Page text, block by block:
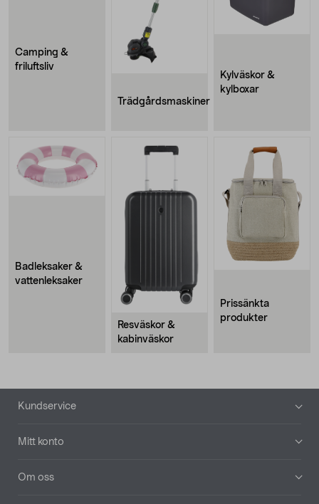
Camping &
friluftsliv
Trädgårdsmaskiner
Kylväskor &
kylboxar
Badleksaker &
vattenleksaker
Resväskor &
kabinväskor
Prissänkta
produkter
Sidfot
Kundservice
Mitt konto
Om oss